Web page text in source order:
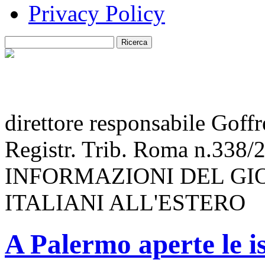
Privacy Policy
direttore responsabile
Registr. Trib. Roma n.338/
INFORMAZIONI DEL
ITALIANI ALL'ESTERO
A Palermo aperte le